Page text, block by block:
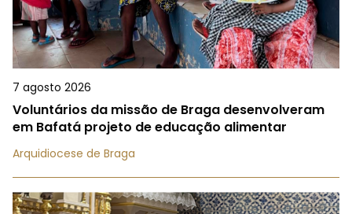
7 agosto 2026
Voluntários da missão de Braga desenvolveram
em Bafatá projeto de educação alimentar
Arquidiocese de Braga